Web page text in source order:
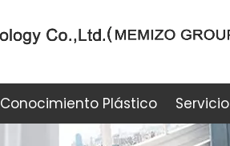
Conocimiento Plástico Servicio